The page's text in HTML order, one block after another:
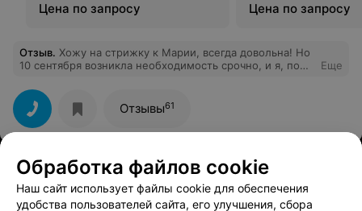
Цена по запросу
Цена по запросу
Отзыв. Хожу на стрижку к Марии, всегда довольна! Но
10 сентября возникла необходимость срочно, и я, по
стрижку к Светлане. Была разочарована. Решила
постричь сына. Попала опять к Светлане. И опять
полная ерунда. Уровень государственной
парикмахерской. Не умеет она классно стричь.
Еще
Отзывы61
Обработка файлов cookie
Наш сайт использует файлы cookie для обеспечения
удобства пользователей сайта, его улучшения, сбора